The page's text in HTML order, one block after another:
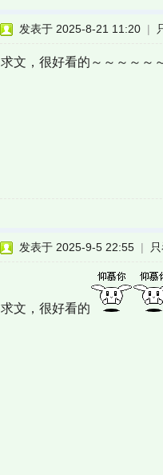
发表于 2025-8-21 11:20 |
求文，很好看的～～～～～
发表于 2025-9-5 22:55 |
求文，很好看的